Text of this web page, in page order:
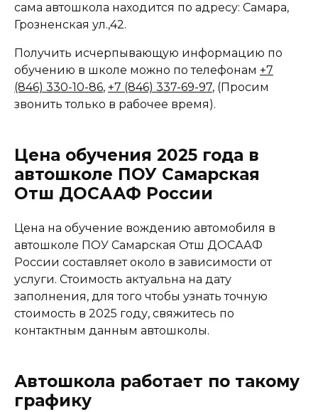
сама автошкола находится по адресу: Самара,
Грозненская ул.,42.
Получить исчерпывающую информацию по
обучению в школе можно по телефонам +7
(846) 330-10-86, +7 (846) 337-69-97, (Просим
звонить только в рабочее время).
Цена обучения 2025 года в
автошколе ПОУ Самарская
Отш ДОСААФ России
Цена на обучение вождению автомобиля в
автошколе ПОУ Самарская Отш ДОСААФ
России составляет около в зависимости от
услуги. Стоимость актуальна на дату
заполнения, для того чтобы узнать точную
стоимость в 2025 году, свяжитесь по
контактным данным автошколы.
Автошкола работает по такому
графику